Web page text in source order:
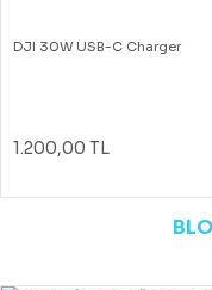
DJI 30W USB-C Charger
1.200,00 TL